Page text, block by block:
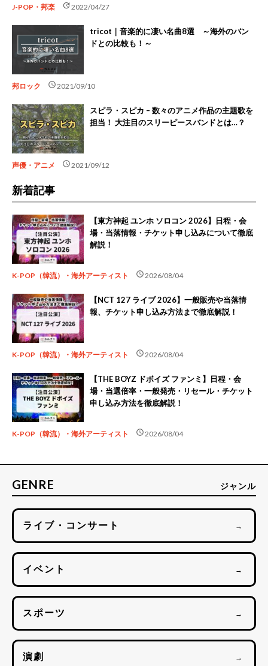
J-POP・邦楽 update2022/04/27
tricot｜音楽的に凄い名曲8選 ～海外のバン
ドとの比較も！～
邦ロック schedule2021/09/10
スピラ・スピカ – 数々のアニメ作品の主題歌を
担当！ 大注目のスリーピースバンドとは…？
声優・アニメ schedule2021/09/12
新着記事
【東方神起 ユンホ ソロコン 2026】日程・会
場・当落情報・チケット申し込みについて徹底
解説！
K-POP（韓流）・海外アーティスト schedule2026/08/04
【NCT 127 ライブ 2026】一般販売や当落情
報、チケット申し込み方法まで徹底解説！
K-POP（韓流）・海外アーティスト schedule2026/08/04
【THE BOYZ ドボイズ ファンミ】日程・会
場・当選倍率・一般発売・リセール・チケット
申し込み方法を徹底解説！
K-POP（韓流）・海外アーティスト schedule2026/08/04
GENRE ジャンル
ライブ・コンサート →
イベント →
スポーツ →
演劇 →